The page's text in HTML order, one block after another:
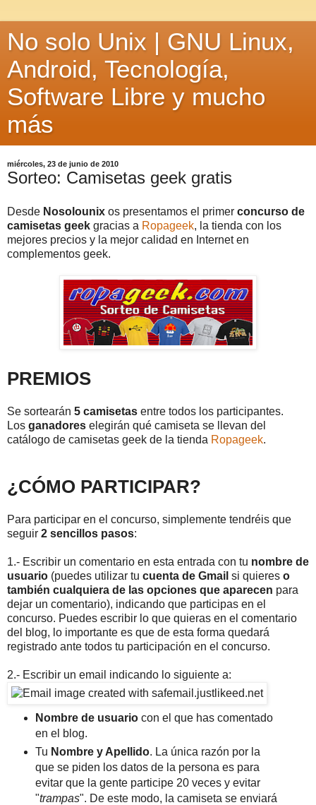
No solo Unix | GNU Linux,
Android, Tecnología,
Software Libre y mucho
más
miércoles, 23 de junio de 2010
Sorteo: Camisetas geek gratis
Desde Nosolounix os presentamos el primer concurso de
camisetas geek gracias a Ropageek, la tienda con los
mejores precios y la mejor calidad en Internet en
complementos geek.
PREMIOS
Se sortearán 5 camisetas entre todos los participantes.
Los ganadores elegirán qué camiseta se llevan del
catálogo de camisetas geek de la tienda Ropageek.
¿CÓMO PARTICIPAR?
Para participar en el concurso, simplemente tendréis que
seguir 2 sencillos pasos:
1.- Escribir un comentario en esta entrada con tu nombre de
usuario (puedes utilizar tu cuenta de Gmail si quieres o
también cualquiera de las opciones que aparecen para
dejar un comentario), indicando que participas en el
concurso. Puedes escribir lo que quieras en el comentario
del blog, lo importante es que de esta forma quedará
registrado ante todos tu participación en el concurso.
2.- Escribir un email indicando lo siguiente a:
Nombre de usuariocon el que has comentado
en el blog.
Tu Nombre y Apellido. La única razón por la
que se piden los datos de la persona es para
evitar que la gente participe 20 veces y evitar
"trampas". De este modo, la camiseta se enviará